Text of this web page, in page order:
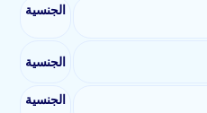
الجنسية
الجنسية
الجنسية